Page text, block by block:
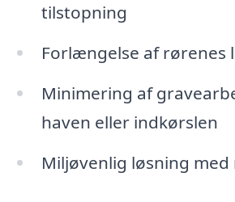
tilstopning
Forlængelse af rørenes
Minimering af
haven eller indkørslen
Miljøvenlig løsning